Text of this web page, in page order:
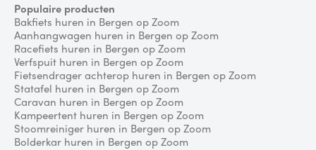
Populaire producten
Bakfiets huren in Bergen op Zoom
Aanhangwagen huren in Bergen op Zoom
Racefiets huren in Bergen op Zoom
Verfspuit huren in Bergen op Zoom
Fietsendrager achterop huren in Bergen op Zoom
Statafel huren in Bergen op Zoom
Caravan huren in Bergen op Zoom
Kampeertent huren in Bergen op Zoom
Stoomreiniger huren in Bergen op Zoom
Bolderkar huren in Bergen op Zoom